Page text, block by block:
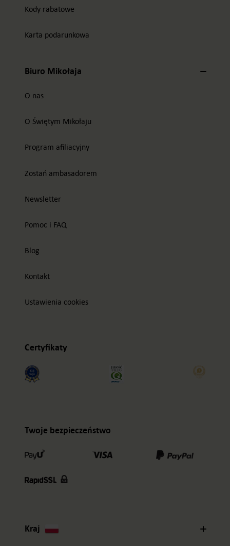
Kody rabatowe
Karta podarunkowa
Biuro Mikołaja
O nas
O Świętym Mikołaju
Program afiliacyjny
Zostań ambasadorem
Newsletter
Pomoc i FAQ
Blog
Kontakt
Ustawienia cookies
Certyfikaty
Twoje bezpieczeństwo
Kraj